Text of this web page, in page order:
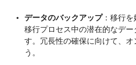
データのバックアップ：移行
移行プロセス中の潜在的なデ
す。冗長性の確保に向けて、
う。